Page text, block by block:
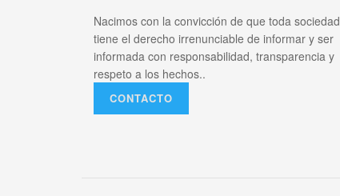
Nacimos con la convicción de que toda sociedad
tiene el derecho irrenunciable de informar y ser
informada con responsabilidad, transparencia y
respeto a los hechos..
CONTACTO